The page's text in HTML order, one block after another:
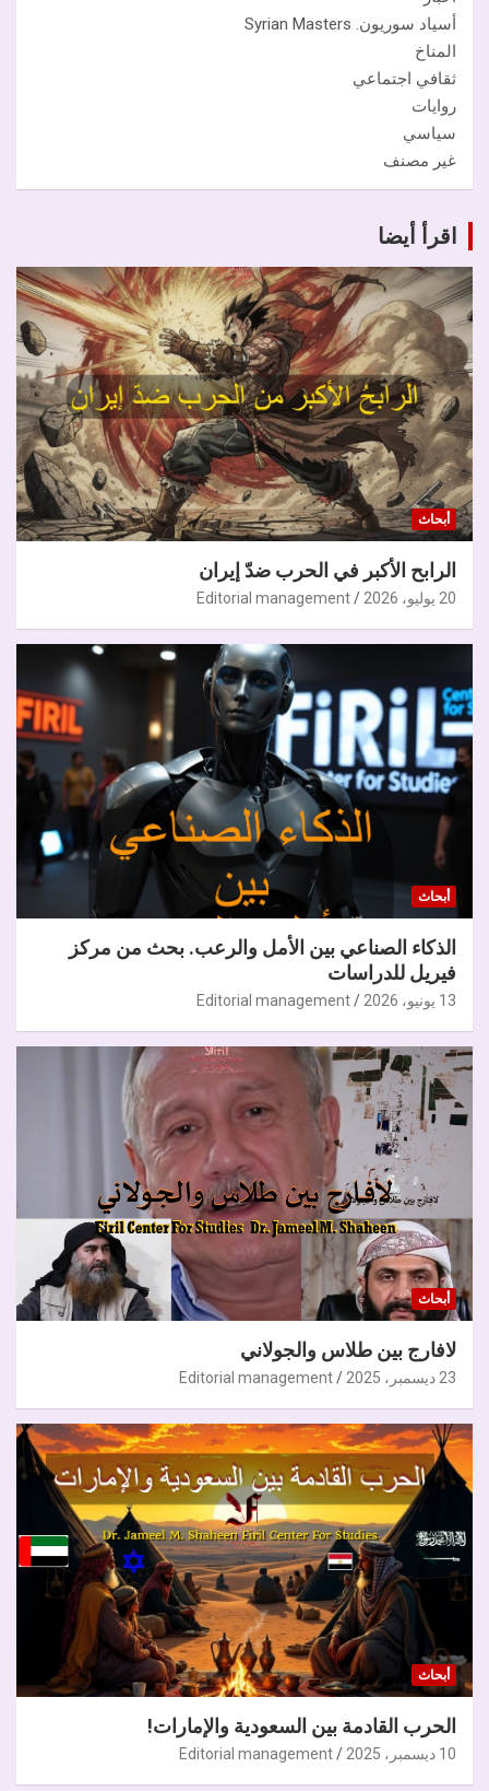
أسياد سوريون. Syrian Masters
المناخ
ثقافي اجتماعي
روايات
سياسي
غير مصنف
اقرأ أيضا
أبحاث
الرابح الأكبر في الحرب ضدّ إيران
20 يوليو، 2026 Editorial management
أبحاث
الذكاء الصناعي بين الأمل والرعب. بحث من مركز
فيريل للدراسات
13 يونيو، 2026 Editorial management
أبحاث
لافارج بين طلاس والجولاني
23 ديسمبر، 2025 Editorial management
أبحاث
الحرب القادمة بين السعودية والإمارات!
10 ديسمبر، 2025 Editorial management